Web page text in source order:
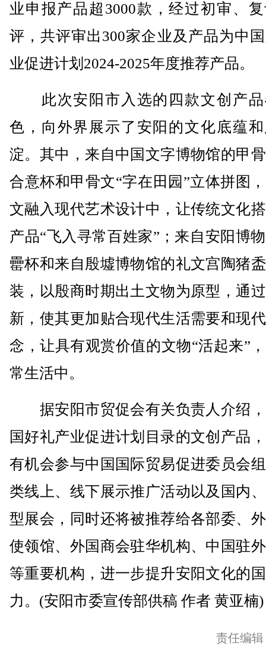
业申报产品超3000款，经过初审、
评，共评审出300家企业及产品为中
业促进计划2024-2025年度推荐产品。
此次安阳市入选的四款文创产品
色，向外界展示了安阳的文化底蕴
淀。其中，来自中国文字博物馆的甲
合意杯和甲骨文“字在田园”立体拼图
文融入现代艺术设计中，让传统文化
产品“飞入寻常百姓家”；来自安阳博
罍杯和来自殷墟博物馆的礼文宫陶猪
装，以殷商时期出土文物为原型，通
新，使其更加贴合现代生活需要和现
念，让具有观赏价值的文物“活起来”
常生活中。
据安阳市贸促会有关负责人介绍
国好礼产业促进计划目录的文创产品
有机会参与中国国际贸易促进委员会
类线上、线下展示推广活动以及国内
型展会，同时还将被推荐给各部委、
使领馆、外国商会驻华机构、中国驻
等重要机构，进一步提升安阳文化的
力。(安阳市委宣传部供稿 作者 黄亚楠)
责任编